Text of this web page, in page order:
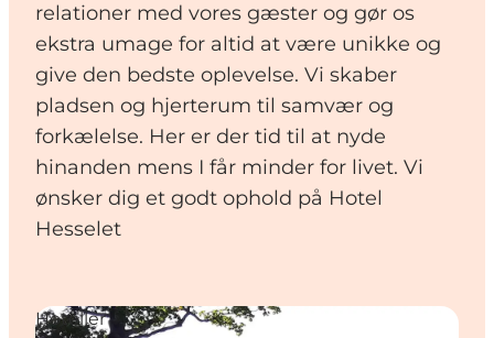
relationer med vores gæster og gør os
ekstra umage for altid at være unikke og
give den bedste oplevelse. Vi skaber
pladsen og hjerterum til samvær og
forkælelse. Her er der tid til at nyde
hinanden mens I får minder for livet. Vi
ønsker dig et godt ophold på Hotel
Hesselet
Hoteller